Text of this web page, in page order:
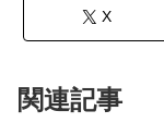
X
関連記事